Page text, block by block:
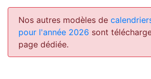
Nos autres modèles de
pour l'année 2026 sont
page dédiée.